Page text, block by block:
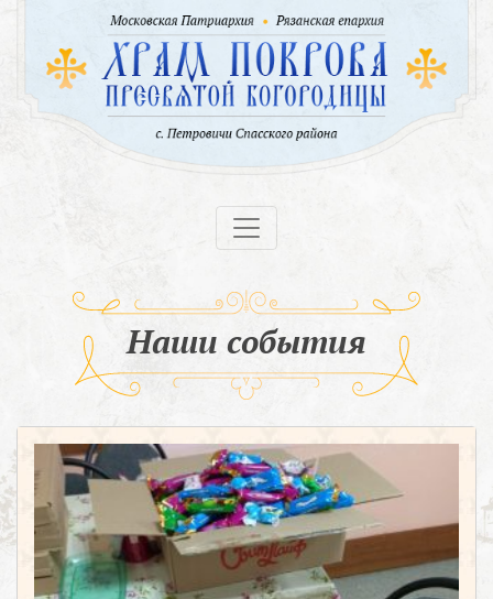
Наши события